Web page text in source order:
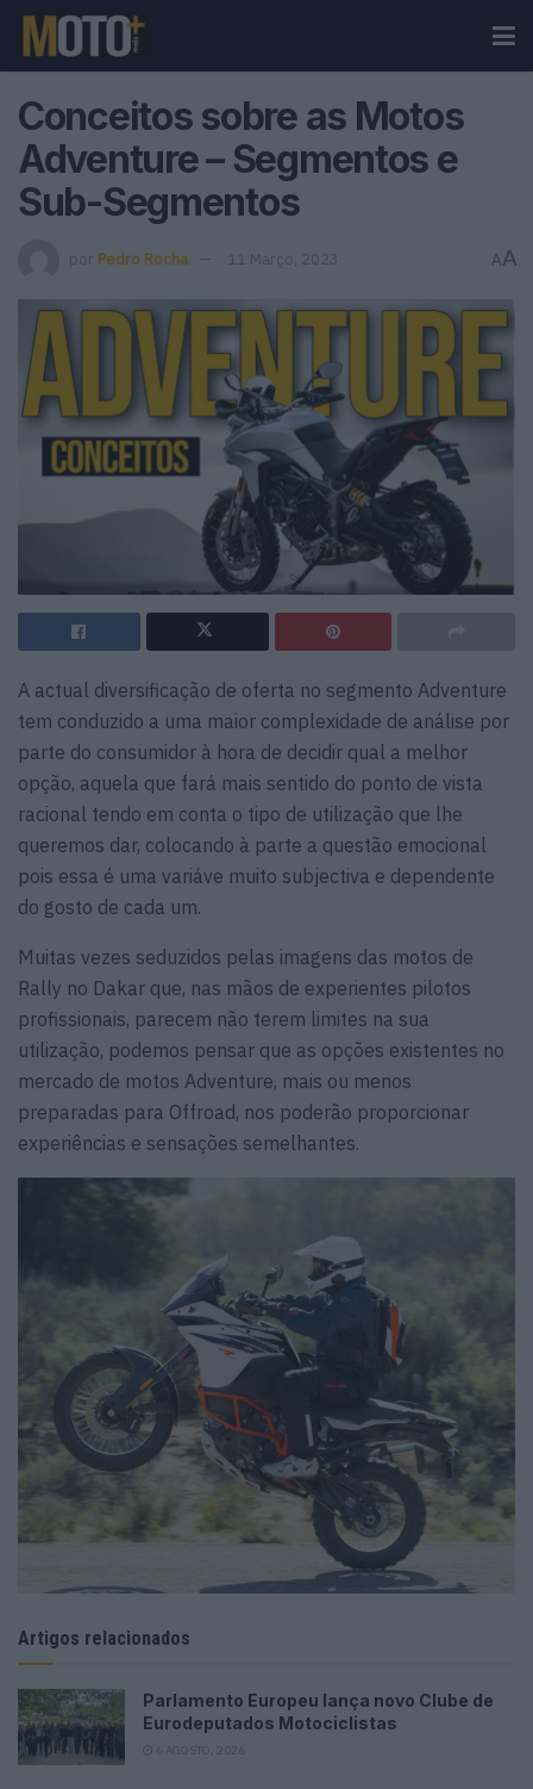
Conceitos sobre as Motos
Adventure – Segmentos e
Sub-Segmentos
por Pedro Rocha 11 Março, 2023 AA
A actual diversificação de oferta no segmento Adventure
tem conduzido a uma maior complexidade de análise por
parte do consumidor à hora de decidir qual a melhor
opção, aquela que fará mais sentido do ponto de vista
racional tendo em conta o tipo de utilização que lhe
queremos dar, colocando à parte a questão emocional
pois essa é uma variáve muito subjectiva e dependente
do gosto de cada um.
Muitas vezes seduzidos pelas imagens das motos de
Rally no Dakar que, nas mãos de experientes pilotos
profissionais, parecem não terem limites na sua
utilização, podemos pensar que as opções existentes no
mercado de motos Adventure, mais ou menos
preparadas para Offroad, nos poderão proporcionar
experiências e sensações semelhantes.
Artigos relacionados
Parlamento Europeu lança novo Clube de
Eurodeputados Motociclistas